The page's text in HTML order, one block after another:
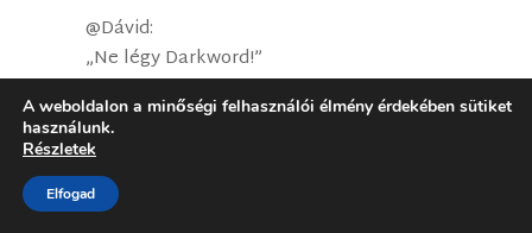
@Dávid:
„Ne légy Darkword!”
Ez tetszik 😀
„A kereszténység mindig is zárt rendszer és zárt
gondolati kör volt,”
A szélsőséges, zárt gondolatkör két
A weboldalon a minőségi felhasználói élmény érdekében sütiket
használunk.
Részletek
Elfogad